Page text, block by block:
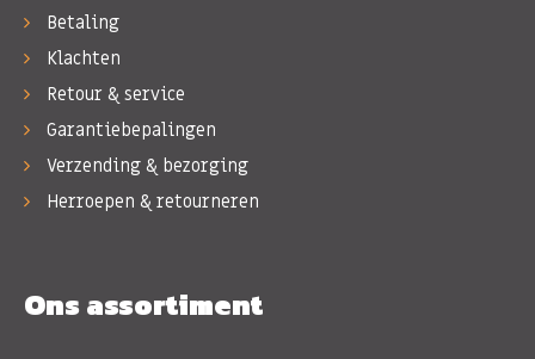
Betaling
Klachten
Retour & service
Garantiebepalingen
Verzending & bezorging
Herroepen & retourneren
Ons assortiment